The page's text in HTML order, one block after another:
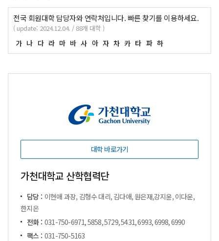
전국 회원대학 담당자와 연락처입니다. 빠른 찾기를 이용하세요.
( update: 2024.12.04. / 88개 대학 )
가 나 다 라 마 바 사 아 자 차 카 타 파 하
대학 바로가기
가천대학교 산학협력단
담당 : 이현애 과장, 김형수 대리, 김다애, 원은재,강지윤, 이다운,
한지은
전화 : 031-750-6971, 5858, 5729, 5431, 6993, 6998, 6990
팩스 : 031-750-5163